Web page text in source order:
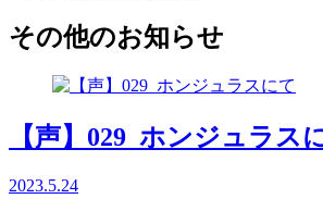
その他のお知らせ
【声】029_ホンジュラス
2023.5.24